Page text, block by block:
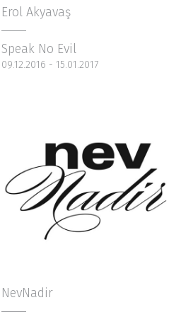
Erol Akyavaş
Speak No Evil
09.12.2016 - 15.01.2017
NevNadir